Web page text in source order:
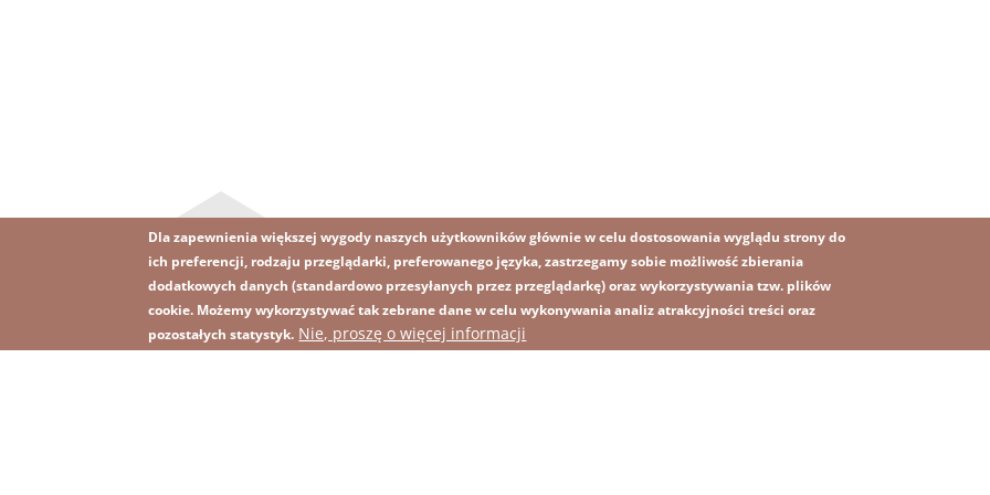
FooterZapisz się na newsletter
Obraz RSS
Obraz
Dla zapewnienia większej wygody naszych użytkowników głównie w celu dostosowania wyglądu strony do
ich preferencji, rodzaju przeglądarki, preferowanego języka, zastrzegamy sobie możliwość zbierania
dodatkowych danych (standardowo przesyłanych przez przeglądarkę) oraz wykorzystywania tzw. plików
cookie. Możemy wykorzystywać tak zebrane dane w celu wykonywania analiz atrakcyjności treści oraz
pozostałych statystyk. Nie, proszę o więcej informacji